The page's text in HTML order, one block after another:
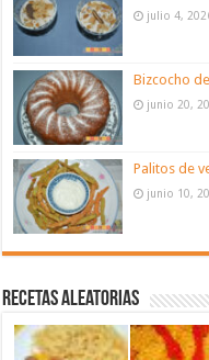
julio 4,
Bizcocho
junio 20,
Palitos de
junio 10,
Recetas aleatorias